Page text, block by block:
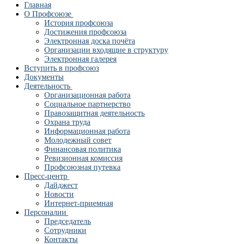
Главная
О Профсоюзе
История профсоюза
Достижения профсоюза
Электронная доска почёта
Организации входящие в структуру
Электронная галерея
Вступить в профсоюз
Документы
Деятельность
Организационная работа
Социальное партнерство
Правозащитная деятельность
Охрана труда
Информационная работа
Молодежный совет
Финансовая политика
Ревизионная комиссия
Профсоюзная путевка
Пресс-центр
Дайджест
Новости
Интернет-приемная
Персоналии
Председатель
Сотрудники
Контакты